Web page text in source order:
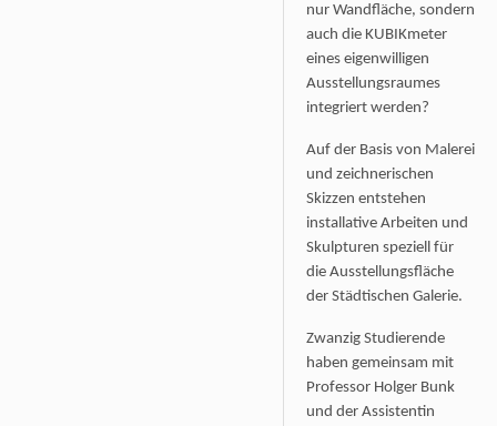
nur Wandfläche, sondern
auch die KUBIKmeter
eines eigenwilligen
Ausstellungsraumes
integriert werden?
Auf der Basis von Malerei
und zeichnerischen
Skizzen entstehen
installative Arbeiten und
Skulpturen speziell für
die Ausstellungsfläche
der Städtischen Galerie.
Zwanzig Studierende
haben gemeinsam mit
Professor Holger Bunk
und der Assistentin